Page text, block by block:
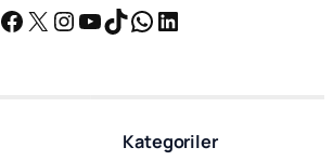
Facebook
X Instagram
YouTube
TikTok
WhatsApp
LinkedIn
Kategoriler